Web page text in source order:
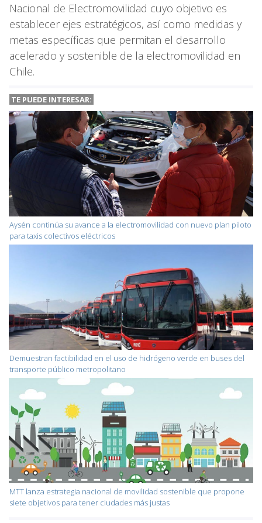
Nacional de Electromovilidad cuyo objetivo es
establecer ejes estratégicos, así como medidas y
metas específicas que permitan el desarrollo
acelerado y sostenible de la electromovilidad en
Chile.
TE PUEDE INTERESAR:
Aysén continúa su avance a la electromovilidad con nuevo plan piloto
para taxis colectivos eléctricos
Demuestran factibilidad en el uso de hidrógeno verde en buses del
transporte público metropolitano
MTT lanza estrategia nacional de movilidad sostenible que propone
siete objetivos para tener ciudades más justas